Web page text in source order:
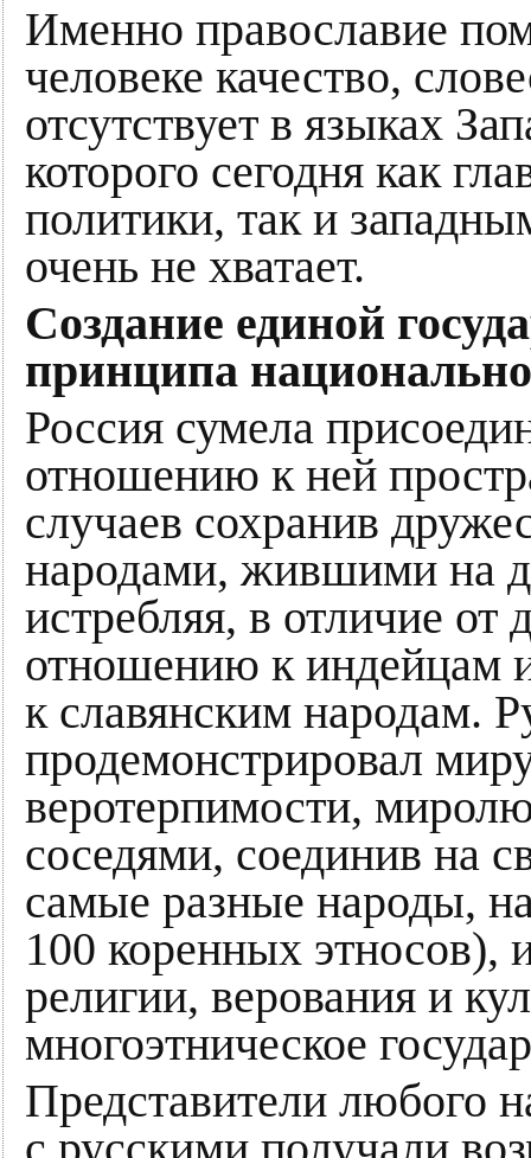
Именно православие
человеке качество,
отсутствует в языках
которого сегодня как
политики, так и
очень не хватает.
Создание единой
принципа
Россия сумела
отношению к ней
случаев сохранив
народами, жившими на
истребляя, в отличие от
отношению к индейцам
к славянским народам.
продемонстрировал
веротерпимости,
соседями, соединив на
самые разные народы,
100 коренных этносов),
религии, верования и
многоэтническое
Представители любого